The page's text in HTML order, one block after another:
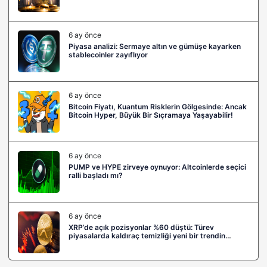
6 ay önce
Piyasa analizi: Sermaye altın ve gümüşe kayarken
stablecoinler zayıflıyor
6 ay önce
Bitcoin Fiyatı, Kuantum Risklerin Gölgesinde: Ancak
Bitcoin Hyper, Büyük Bir Sıçramaya Yaşayabilir!
6 ay önce
PUMP ve HYPE zirveye oynuyor: Altcoinlerde seçici
ralli başladı mı?
6 ay önce
XRP’de açık pozisyonlar %60 düştü: Türev
piyasalarda kaldıraç temizliği yeni bir trendin